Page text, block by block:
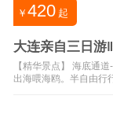
￥420 起
大连亲自三日游
海鸥棒棰岛
【精华景点】 海底通
出海喂海鸥。半自由行